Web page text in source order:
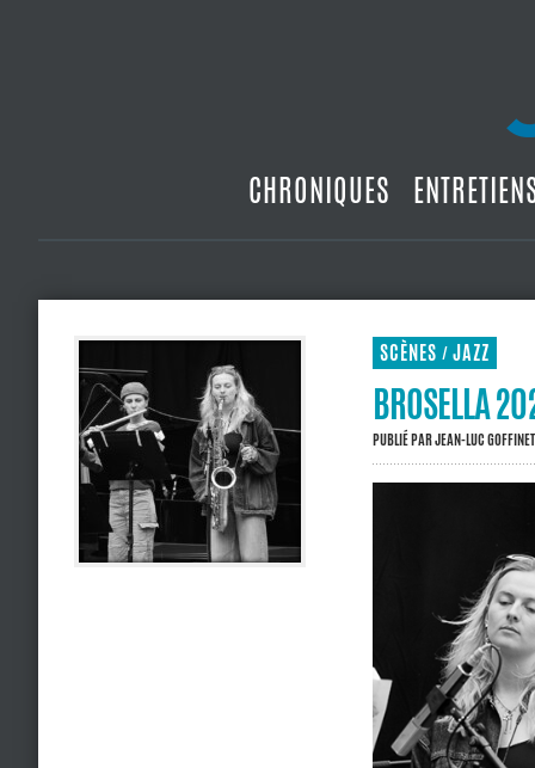
CHRONIQUES
SCÈNES / JAZZ
BROSELLA
PUBLIÉ PARJEAN-LUC GOFFINET